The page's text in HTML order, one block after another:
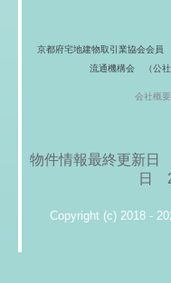
京都府宅地建物取引業協会会員
流通機構会
（公
会社概要
物件情報最終更新日
日
Copyright (c) 2018 -